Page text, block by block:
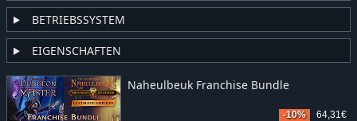
Naheulbeuk Franchise Bundle
-10% 64,31€
BETRIEBSSYSTEM
EIGENSCHAFTEN